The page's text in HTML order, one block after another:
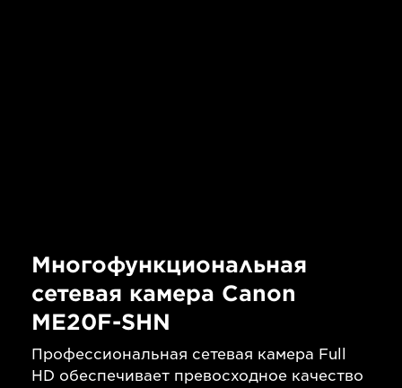
Многофункциональная
сетевая камера Canon
ME20F-SHN
Профессиональная сетевая камера Full
HD обеспечивает превосходное качество